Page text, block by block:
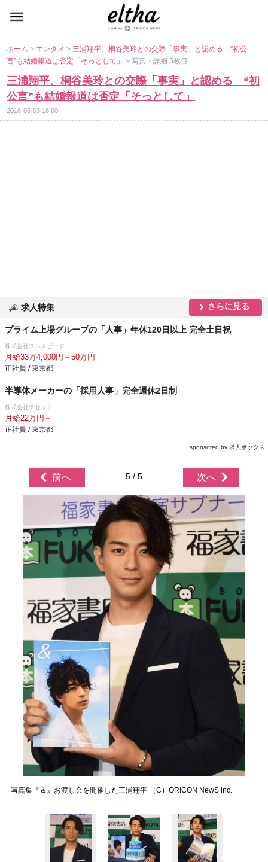
ホーム> エンタメ>三浦翔平、桐谷美玲との交際「事実」と認める “初公
言”も結婚報道は否定「そっとして」> 写真・詳細 5枚目
三浦翔平、桐谷美玲との交際「事実」と認める “初
公言”も結婚報道は否定「そっとして」
2018-06-03 18:00
求人特集 さらに見る
プライム上場グループの「人事」年休120日以上 完全土日祝
株式会社フルスピード
月給33万4,000円～50万円
正社員 / 東京都
半導体メーカーの「採用人事」完全週休2日制
株式会社テセック
月給22万円～
正社員 / 東京都
sponsored by 求人ボックス
前へ 5 / 5 次へ
写真集『＆』お渡し会を開催した三浦翔平 （C）ORICON NewS inc.